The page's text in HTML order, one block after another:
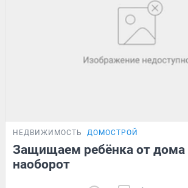
НЕДВИЖИМОСТЬ ДОМОСТРОЙ
Защищаем ребёнка от дома
наоборот